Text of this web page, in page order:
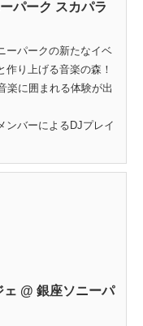
パーク スカパラ
ーパークの新たなイベ
り上げる音楽の森！
楽に囲まれる体験が出
ンバーによるDJプレイ
@ 銀座ソニーパ